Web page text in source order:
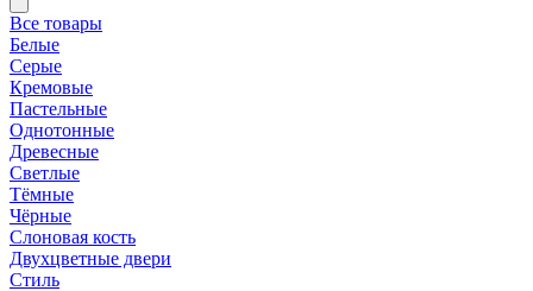
Все товары
Белые
Серые
Кремовые
Пастельные
Однотонные
Древесные
Светлые
Тёмные
Чёрные
Слоновая кость
Двухцветные двери
Стиль